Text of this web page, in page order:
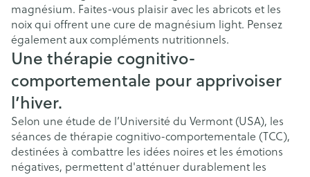
magnésium. Faites-vous plaisir avec les abricots et les
noix qui offrent une cure de magnésium light. Pensez
également aux compléments nutritionnels.
Une thérapie cognitivo-
comportementale pour apprivoiser
l’hiver.
Selon une étude de l’Université du Vermont (USA), les
séances de thérapie cognitivo-comportementale (TCC),
destinées à combattre les idées noires et les émotions
négatives, permettent d'atténuer durablement les